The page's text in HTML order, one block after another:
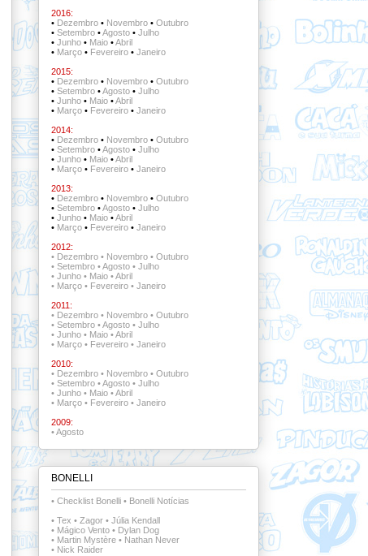
2016:
• Dezembro• Novembro• Outubro
• Setembro•Agosto• Julho
• Junho• Maio•Abril
• Março• Fevereiro• Janeiro
2015:
• Dezembro• Novembro• Outubro
• Setembro•Agosto• Julho
• Junho• Maio•Abril
• Março• Fevereiro• Janeiro
2014:
• Dezembro • Novembro • Outubro
• Setembro• Agosto • Julho
• Junho• Maio•Abril
• Março• Fevereiro• Janeiro
2013:
• Dezembro• Novembro• Outubro
• Setembro•Agosto• Julho
• Junho• Maio•Abril
• Março• Fevereiro• Janeiro
2012:
• Dezembro• Novembro• Outubro
• Setembro •Agosto• Julho
• Junho• Maio •Abril
• Março• Fevereiro• Janeiro
2011:
• Dezembro• Novembro• Outubro
• Setembro•Agosto• Julho
• Junho• Maio•Abril
• Março• Fevereiro• Janeiro
2010:
• Dezembro• Novembro• Outubro
• Setembro•Agosto• Julho
• Junho• Maio•Abril
• Março• Fevereiro• Janeiro
2009:
•Agosto
BONELLI
• Checklist Bonelli• Bonelli Notícias
• Tex • Zagor• Júlia Kendall
• Mágico Vento • Dylan Dog
• Martin Mystère • Nathan Never
• Nick Raider